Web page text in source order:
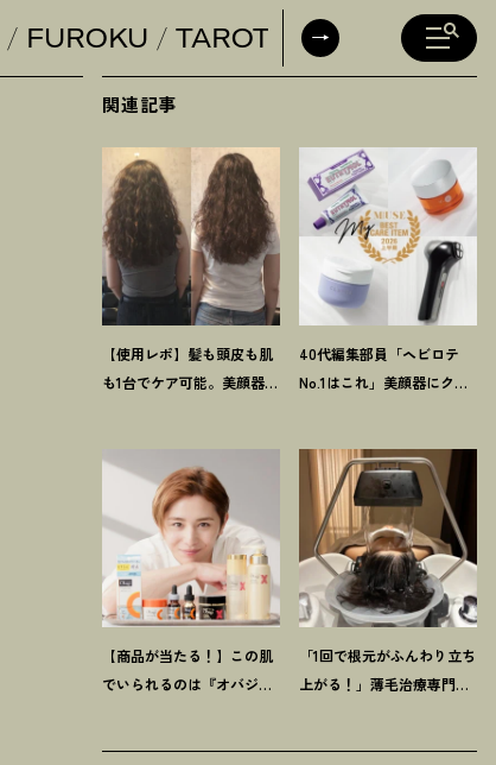
FUROKU TAROT DAILY
関連記事
【使用レポ】髪も頭皮も肌
も1台でケア可能。美顔器発
り優秀
40代編集部員「ヘビロテ
No.1はこれ」美顔器にク
【商品が当たる ！ 】この肌
でいられるのは『オバジ』
「1回で根元がふんわり立ち
上がる ！ 」薄毛治療専門